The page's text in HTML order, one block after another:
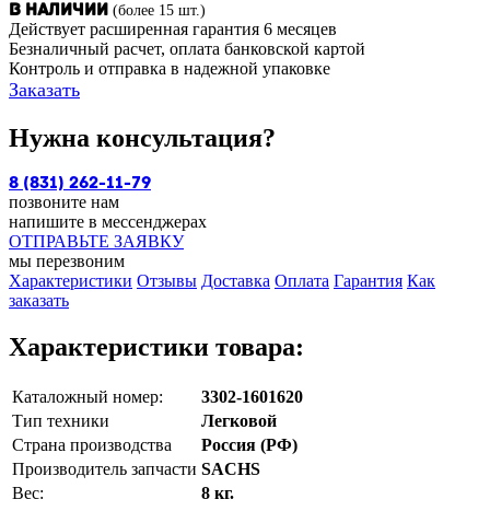
В наличии (более 15 шт.)
Действует расширенная гарантия 6 месяцев
Безналичный расчет, оплата банковской картой
Контроль и отправка в надежной упаковке
Заказать
Нужна консультация?
8 (831) 262-11-79
позвоните нам
напишите в мессенджерах
ОТПРАВЬТЕ ЗАЯВКУ
мы перезвоним
Характеристики Отзывы Доставка Оплата Гарантия Как
заказать
Характеристики товара:
Каталожный номер:
3302-1601620
Тип техники
Легковой
Страна производства
Россия (РФ)
Производитель запчасти SACHS
Вес:
8 кг.